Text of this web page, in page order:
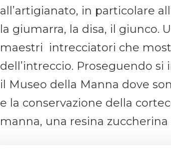
all’artigianato, in particolare
la giumarra, la disa, il giunco.
maestri intrecciatori che
dell’intreccio. Proseguendo
il Museo della Manna dove
e la conservazione della
manna, una resina